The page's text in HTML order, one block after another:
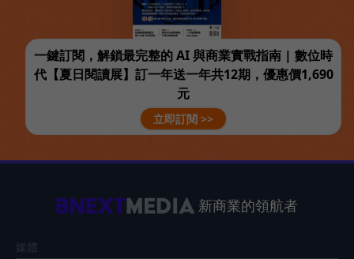
一鍵訂閱，解鎖最完整的 AI 與商業實戰指南 | 數位時
代【夏日閱讀展】訂一年送一年共12期，優惠價1,690
元
立即訂閱 >>
新商業的領航者
媒體